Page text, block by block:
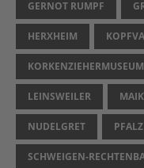
GERNOT RUMPF
HERXHEIM
KORKENZIEHERMUSEUM
LEINSWEILER
NUDELGRET PFALZ
SCHWEIGEN-